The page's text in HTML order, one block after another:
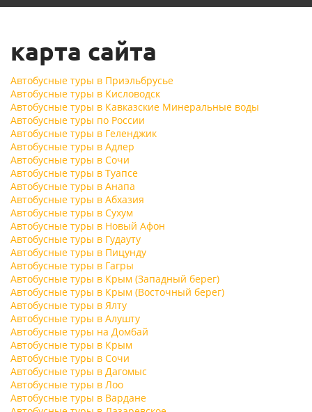
карта сайта
Автобусные туры в Приэльбрусье
Автобусные туры в Кисловодск
Автобусные туры в Кавказские Минеральные воды
Автобусные туры по России
Автобусные туры в Геленджик
Автобусные туры в Адлер
Автобусные туры в Сочи
Автобусные туры в Туапсе
Автобусные туры в Анапа
Автобусные туры в Абхазия
Автобусные туры в Сухум
Автобусные туры в Новый Афон
Автобусные туры в Гудауту
Автобусные туры в Пицунду
Автобусные туры в Гагры
Автобусные туры в Крым (Западный берег)
Автобусные туры в Крым (Восточный берег)
Автобусные туры в Ялту
Автобусные туры в Алушту
Автобусные туры на Домбай
Автобусные туры в Крым
Автобусные туры в Сочи
Автобусные туры в Дагомыс
Автобусные туры в Лоо
Автобусные туры в Вардане